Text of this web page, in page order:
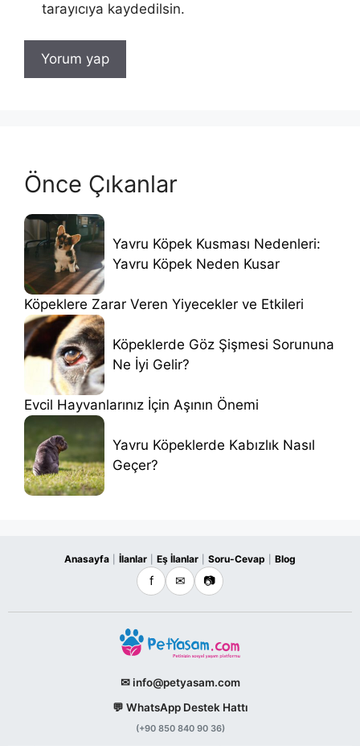
tarayıcıya kaydedilsin.
Önce Çıkanlar
Yavru Köpek Kusması Nedenleri:
Yavru Köpek Neden Kusar
Köpeklere Zarar Veren Yiyecekler ve Etkileri
Köpeklerde Göz Şişmesi Sorununa
Ne İyi Gelir?
Evcil Hayvanlarınız İçin Aşının Önemi
Yavru Köpeklerde Kabızlık Nasıl
Geçer?
Anasayfa İlanlar Eş İlanlar Soru-Cevap Blog
f ✉ 📷
✉ info@petyasam.com
💬 WhatsApp Destek Hattı
(+90 850 840 90 36)